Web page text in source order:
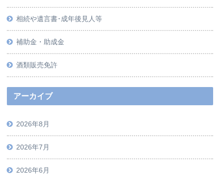
相続や遺言書･成年後見人等
補助金・助成金
酒類販売免許
アーカイブ
2026年8月
2026年7月
2026年6月